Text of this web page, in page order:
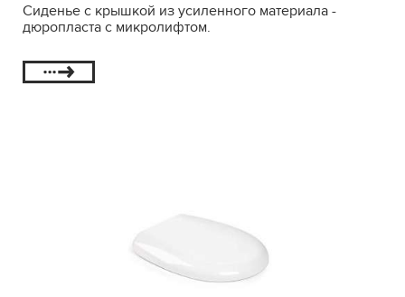
Сиденье с крышкой из усиленного материала -
дюропласта с микролифтом.